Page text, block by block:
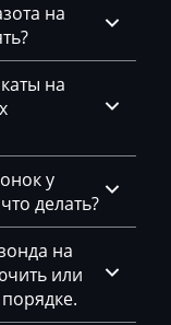
на
на
у
делать?
на
или